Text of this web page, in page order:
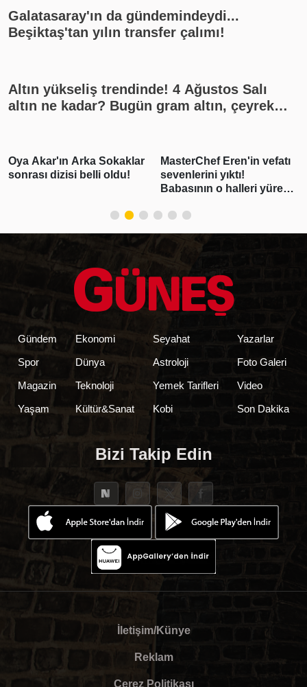
11'i)
Galatasaray'ın da gündemindeydi...
Beşiktaş'tan yılın transfer çalımı!
Altın yükseliş trendinde! 4 Ağustos Salı
altın ne kadar? Bugün gram altın, çeyrek
rakamları, canlı takip
Oya Akar'ın Arka Sokaklar
sonrası dizisi belli oldu!
MasterChef Eren'in vefatı
sevenlerini yıktı!
Babasının o halleri yürek
Gündem
Spor
Magazin
Yaşam
Ekonomi
Dünya
Teknoloji
Kültür&Sanat
Seyahat
Astroloji
Yemek Tarifleri
Kobi
Yazarlar
Foto Galeri
Video
Son Dakika
Bizi Takip Edin
İletişim/Künye
Reklam
Çerez Politikası